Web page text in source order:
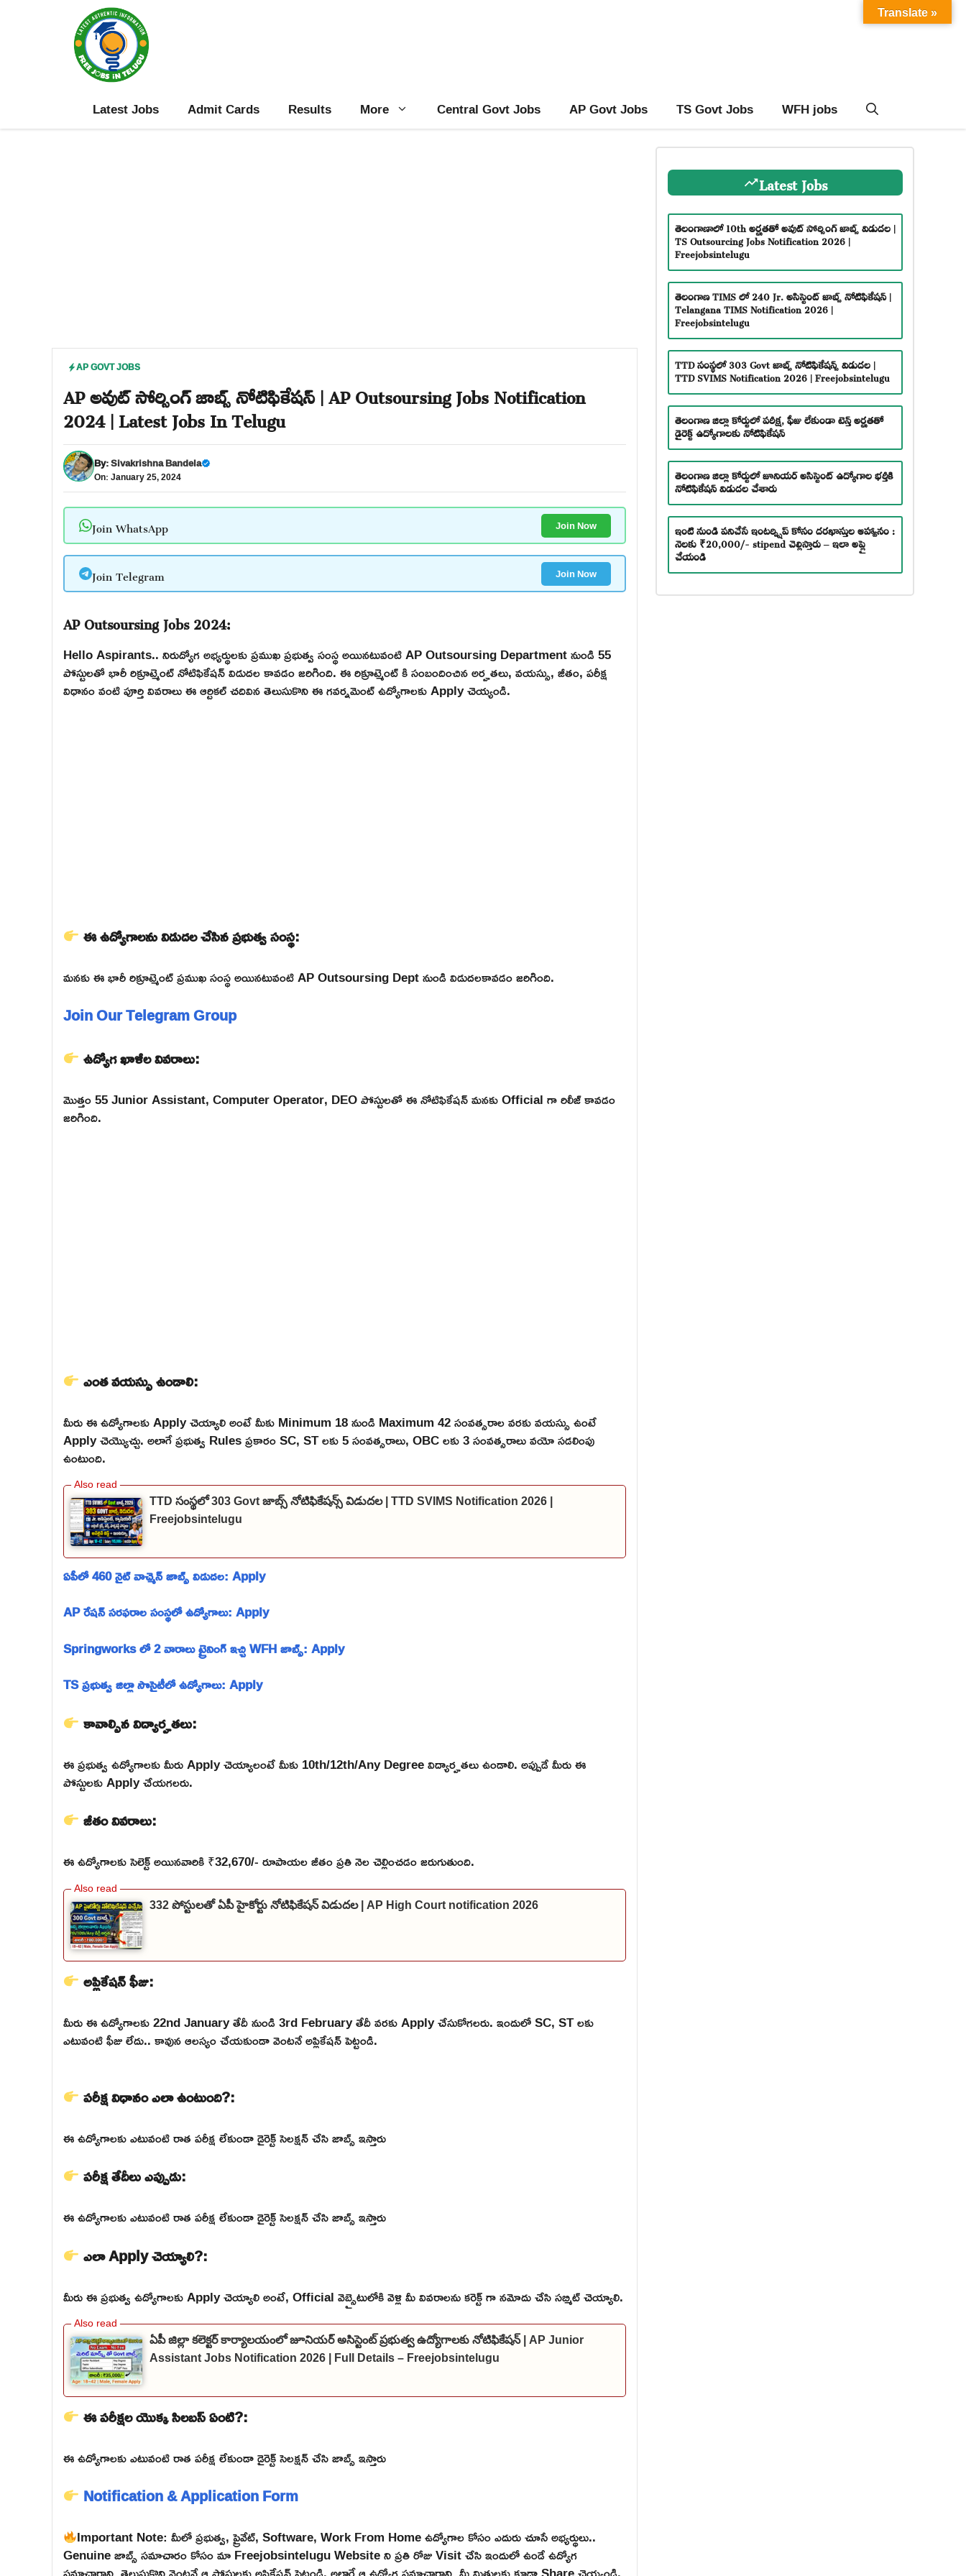
Latest Jobs Admit Cards Results More Central Govt Jobs AP Govt Jobs TS Govt Jobs WFH jobs
AP GOVT JOBS
AP అవుట్ సోర్సింగ్ జాబ్స్ నోటిఫికేషన్ | AP Outsoursing Jobs Notification
2024 | Latest Jobs In Telugu
By:Sivakrishna Bandela
On: January 25, 2024
Join WhatsApp Join Now
Join Telegram Join Now
AP Outsoursing Jobs 2024:
Hello Aspirants.. నిరుద్యోగ అభ్యర్థులకు ప్రముఖ ప్రభుత్వ సంస్థ అయినటువంటి AP Outsoursing Department నుండి 55
పోస్టులతో భారీ రిక్రూట్మెంట్ నోటిఫికేషన్ విడుదల కావడం జరిగింది. ఈ రిక్రూట్మెంట్ కి సంబందించిన అర్హతలు, వయస్సు, జీతం, పరీక్ష
విధానం వంటి పూర్తి వివరాలు ఈ ఆర్టికల్ చదివిన తెలుసుకొని ఈ గవర్నమెంట్ ఉద్యోగాలకు Apply చెయ్యండి.
ఈ ఉద్యోగాలను విడుదల చేసిన ప్రభుత్వ సంస్థ:
మనకు ఈ భారీ రిక్రూట్మెంట్ ప్రముఖ సంస్థ అయినటువంటి AP Outsoursing Dept నుండి విడుదలకావడం జరిగింది.
Join Our Telegram Group
ఉద్యోగ ఖాళీల వివరాలు:
మొత్తం 55 Junior Assistant, Computer Operator, DEO పోస్టులతో ఈ నోటిఫికేషన్ మనకు Official గా రిలీజ్ కావడం
జరిగింది.
ఎంత వయస్సు ఉండాలి:
మీరు ఈ ఉద్యోగాలకు Apply చెయ్యాలి అంటే మీకు Minimum 18 నుండి Maximum 42 సంవత్సరాల వరకు వయస్సు ఉంటే
Apply చెయ్యొచ్చు. అలాగే ప్రభుత్వ Rules ప్రకారం SC, ST లకు 5 సంవత్సరాలు, OBC లకు 3 సంవత్సరాలు వయో సడలింపు
ఉంటుంది.
TTD సంస్థలో 303 Govt జాబ్స్ నోటిఫికేషన్స్ విడుదల | TTD SVIMS Notification 2026 |
Freejobsintelugu
ఏపీలో 460 నైట్ వాచ్మెన్ జాబ్స్ విడుదల: Apply
AP రేషన్ సరఫరాల సంస్థలో ఉద్యోగాలు: Apply
Springworks లో 2 వారాలు ట్రైనింగ్ ఇచ్చి WFH జాబ్స్: Apply
TS ప్రభుత్వ జిల్లా సొసైటీలో ఉద్యోగాలు: Apply
కావాల్సిన విద్యార్హతలు:
ఈ ప్రభుత్వ ఉద్యోగాలకు మీరు Apply చెయ్యాలంటే మీకు 10th/12th/Any Degree విద్యార్హతలు ఉండాలి. అప్పుడే మీరు ఈ
పోస్టులకు Apply చేయగలరు.
జీతం వివరాలు:
ఈ ఉద్యోగాలకు సెలెక్ట్ అయినవారికి ₹32,670/- రూపాయల జీతం ప్రతి నెల చెల్లించడం జరుగుతుంది.
332 పోస్టులతో ఏపీ హైకోర్టు నోటిఫికేషన్ విడుదల | AP High Court notification 2026
అప్లికేషన్ ఫీజు:
మీరు ఈ ఉద్యోగాలకు 22nd January తేదీ నుండి 3rd February తేదీ వరకు Apply చేసుకోగలరు. ఇందులో SC, ST లకు
ఎటువంటి ఫీజు లేదు.. కావున ఆలస్యం చేయకుండా వెంటనే అప్లికేషన్ పెట్టండి.
పరీక్ష విధానం ఎలా ఉంటుంది?:
ఈ ఉద్యోగాలకు ఎటువంటి రాత పరీక్ష లేకుండా డైరెక్ట్ సెలక్షన్ చేసి జాబ్స్ ఇస్తారు
పరీక్ష తేదీలు ఎప్పుడు:
ఈ ఉద్యోగాలకు ఎటువంటి రాత పరీక్ష లేకుండా డైరెక్ట్ సెలక్షన్ చేసి జాబ్స్ ఇస్తారు
ఎలా Apply చెయ్యాలి?:
మీరు ఈ ప్రభుత్వ ఉద్యోగాలకు Apply చెయ్యాలి అంటే, Official వెబ్సైటులోకి వెళ్లి మీ వివరాలను కరెక్ట్ గా నమోదు చేసి సబ్మిట్ చెయ్యాలి.
ఏపీ జిల్లా కలెక్టర్ కార్యాలయంలో జూనియర్ అసిస్టెంట్ ప్రభుత్వ ఉద్యోగాలకు నోటిఫికేషన్ | AP Junior
Assistant Jobs Notification 2026 | Full Details – Freejobsintelugu
ఈ పరీక్షల యొక్క సిలబస్ ఏంటి?:
ఈ ఉద్యోగాలకు ఎటువంటి రాత పరీక్ష లేకుండా డైరెక్ట్ సెలక్షన్ చేసి జాబ్స్ ఇస్తారు
Notification & Application Form
Important Note: మీలో ప్రభుత్వ, ప్రైవేట్, Software, Work From Home ఉద్యోగాల కోసం ఎదురు చూసే అభ్యర్థులు..
Genuine జాబ్స్ సమాచారం కోసం మా Freejobsintelugu Website ని ప్రతి రోజు Visit చేసి ఇందులో ఉండే ఉద్యోగ
Latest Jobs
తెలంగాణాలో 10th అర్హతతో అవుట్ సోర్సింగ్ జాబ్స్ విడుదల |
TS Outsourcing Jobs Notification 2026 |
Freejobsintelugu
తెలంగాణ TIMS లో 240 Jr. అసిస్టెంట్ జాబ్స్ నోటిఫికేషన్ |
Telangana TIMS Notification 2026 |
Freejobsintelugu
TTD సంస్థలో 303 Govt జాబ్స్ నోటిఫికేషన్స్ విడుదల |
TTD SVIMS Notification 2026 | Freejobsintelugu
తెలంగాణ జిల్లా కోర్టులో పరీక్ష, ఫీజు లేకుండా టెన్త్ అర్హతతో
డైరెక్ట్ ఉద్యోగాలకు నోటిఫికేషన్
తెలంగాణ జిల్లా కోర్టులో జూనియర్ అసిస్టెంట్ ఉద్యోగాల భర్తీకి
నోటిఫికేషన్ విడుదల చేశారు
ఇంటి నుండి పనిచేసే ఇంటర్న్షిప్ కోసం దరఖాస్తుల ఆహ్వానం :
నెలకు ₹20,000/- stipend చెల్లిస్తారు – ఇలా అప్లై
చేయండి
Translate »